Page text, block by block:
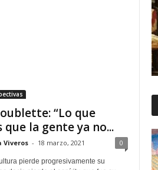
“Lo que
que la gente ya no...
Viveros - 18 marzo, 2021 0
pierde progresivamente su